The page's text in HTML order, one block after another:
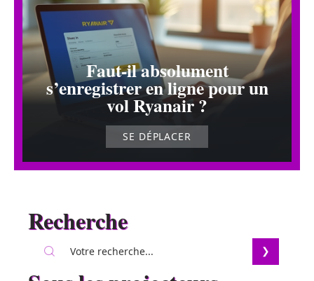
Faut-il absolument
s’enregistrer en ligne pour un
vol Ryanair ?
SE DÉPLACER
Recherche